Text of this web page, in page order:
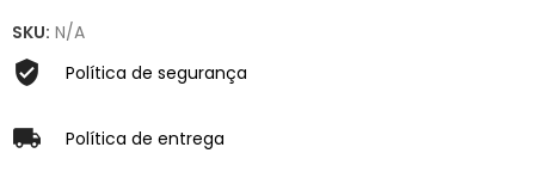
SKU: N/A
Política de segurança
Política de entrega